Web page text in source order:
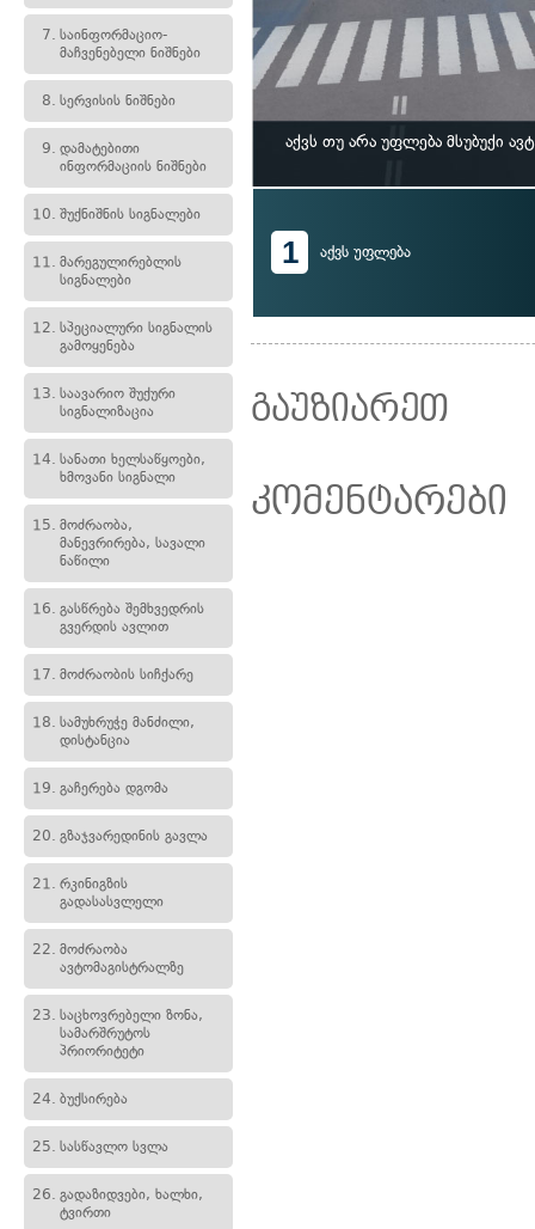
7. საინფორმაციო-
მაჩვენებელი ნიშნები
8. სერვისის ნიშნები
9. დამატებითი
ინფორმაციის ნიშნები
10. შუქნიშნის სიგნალები
11. მარეგულირებლის
სიგნალები
12. სპეციალური სიგნალის
გამოყენება
13. საავარიო შუქური
სიგნალიზაცია
14. სანათი ხელსაწყოები,
ხმოვანი სიგნალი
15. მოძრაობა,
მანევრირება, სავალი
ნაწილი
16. გასწრება შემხვედრის
გვერდის ავლით
17. მოძრაობის სიჩქარე
18. სამუხრუჭე მანძილი,
დისტანცია
19. გაჩერება დგომა
20. გზაჯვარედინის გავლა
21. რკინიგზის
გადასასვლელი
22. მოძრაობა
ავტომაგისტრალზე
23. საცხოვრებელი ზონა,
სამარშრუტოს
პრიორიტეტი
24. ბუქსირება
25. სასწავლო სვლა
26. გადაზიდვები, ხალხი,
ტვირთი
აქვს თუ არა უფლება მსუბუქი
1 აქვს უფლება
გაუზიარეთ
კომენტარები